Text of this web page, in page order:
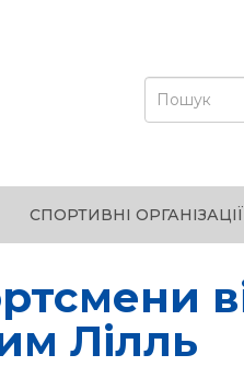
СПОРТИВНІ ОРГАНІЗАЦІЇ
Лілль